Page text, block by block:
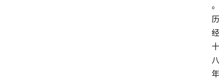
。
历
经
十
八
年